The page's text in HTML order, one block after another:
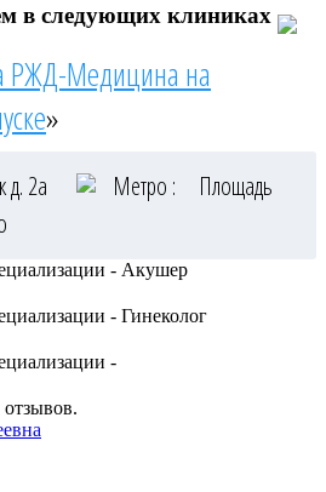
в следующих клиниках
РЖД-Медицина на
»
д. 2а Метро :
Площадь
- Акушер
- Гинеколог
-